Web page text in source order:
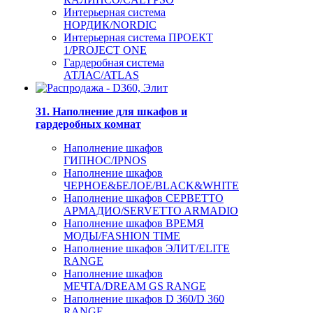
Интерьерная система
НОРДИК/NORDIC
Интерьерная система ПРОЕКТ
1/PROJECT ONE
Гардеробная система
АТЛАС/ATLAS
31. Наполнение для шкафов и
гардеробных комнат
Наполнение шкафов
ГИПНОС/IPNOS
Наполнение шкафов
ЧЕРНОЕ&БЕЛОЕ/BLACK&WHITE
Наполнение шкафов СЕРВЕТТО
АРМАДИО/SERVETTO ARMADIO
Наполнение шкафов ВРЕМЯ
МОДЫ/FASHION TIME
Наполнение шкафов ЭЛИТ/ELITE
RANGE
Наполнение шкафов
МЕЧТА/DREAM GS RANGE
Наполнение шкафов D 360/D 360